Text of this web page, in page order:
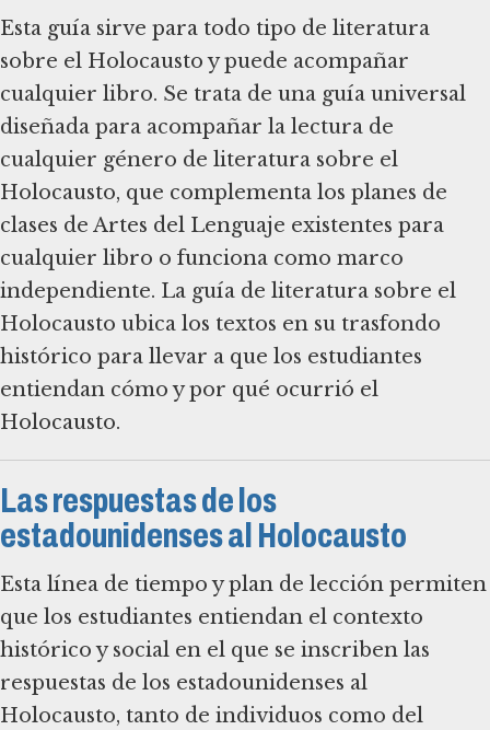
Esta guía sirve para todo tipo de literatura
sobre el Holocausto y puede acompañar
cualquier libro. Se trata de una guía universal
diseñada para acompañar la lectura de
cualquier género de literatura sobre el
Holocausto, que complementa los planes de
clases de Artes del Lenguaje existentes para
cualquier libro o funciona como marco
independiente. La guía de literatura sobre el
Holocausto ubica los textos en su trasfondo
histórico para llevar a que los estudiantes
entiendan cómo y por qué ocurrió el
Holocausto.
Las respuestas de los
estadounidenses al Holocausto
Esta línea de tiempo y plan de lección permiten
que los estudiantes entiendan el contexto
histórico y social en el que se inscriben las
respuestas de los estadounidenses al
Holocausto, tanto de individuos como del